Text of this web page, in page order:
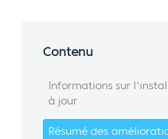
Contenu
Informations sur
à jour
Résumé des